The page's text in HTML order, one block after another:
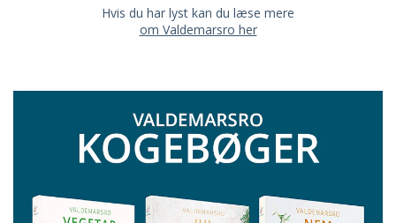
Hvis du har lyst kan du læse mere
om Valdemarsro her